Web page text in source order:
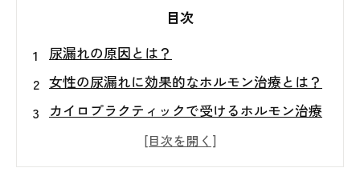
目次
尿漏れの原因とは？
女性の尿漏れに効果的なホルモン治療とは？
カイロプラクティックで受けるホルモン治療
カイロプラクティックで受ける女性の尿漏れ